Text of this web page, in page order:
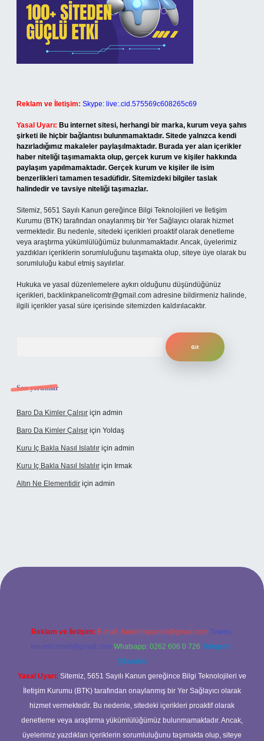
Reklam ve İletişim: Skype: live:.cid.575569c608265c69
Yasal Uyarı: Bu internet sitesi, herhangi bir marka, kurum veya şahıs
şirketi ile hiçbir bağlantısı bulunmamaktadır. Sitede yalnızca kendi
hazırladığımız makaleler paylaşılmaktadır. Burada yer alan içerikler
haber niteliği taşımamakta olup, gerçek kurum ve kişiler hakkında
paylaşım yapılmamaktadır. Gerçek kurum ve kişiler ile isim
benzerlikleri tamamen tesadüfidir. Sitemizdeki bilgiler taslak
halindedir ve tavsiye niteliği taşımazlar.
Sitemiz, 5651 Sayılı Kanun gereğince Bilgi Teknolojileri ve İletişim
Kurumu (BTK) tarafından onaylanmış bir Yer Sağlayıcı olarak hizmet
vermektedir. Bu nedenle, sitedeki içerikleri proaktif olarak denetleme
veya araştırma yükümlülüğümüz bulunmamaktadır. Ancak, üyelerimiz
yazdıkları içeriklerin sorumluluğunu taşımakta olup, siteye üye olarak bu
sorumluluğu kabul etmiş sayılırlar.
Hukuka ve yasal düzenlemelere aykırı olduğunu düşündüğünüz
içerikleri, backlinkpanelicomtr@gmail.com adresine bildirmeniz halinde,
ilgili içerikler yasal süre içerisinde sitemizden kaldırılacaktır.
Son yorumlar
Baro Da Kimler Çalışır için admin
Baro Da Kimler Çalışır için Yoldaş
Kuru Iç Bakla Nasıl Islatılır için admin
Kuru Iç Bakla Nasıl Islatılır için Irmak
Altın Ne Elementidir için admin
Reklam ve İletişim: E-mail: backlinkpaneli@gmail.com Teams:
forumhizmeti@gmail.com Whatsapp: 0262 606 0 726 Telegram:
@karabul
Yasal Uyarı: Sitemiz, 5651 Sayılı Kanun gereğince Bilgi Teknolojileri ve
İletişim Kurumu (BTK) tarafından onaylanmış bir Yer Sağlayıcı olarak
hizmet vermektedir. Bu nedenle, sitedeki içerikleri proaktif olarak
denetleme veya araştırma yükümlülüğümüz bulunmamaktadır. Ancak,
üyelerimiz yazdıkları içeriklerin sorumluluğunu taşımakta olup, siteye